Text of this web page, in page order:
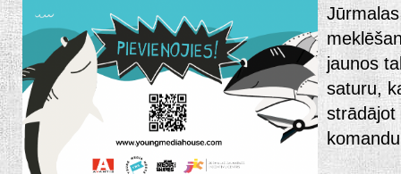
jaunos
saturu,
strādājot